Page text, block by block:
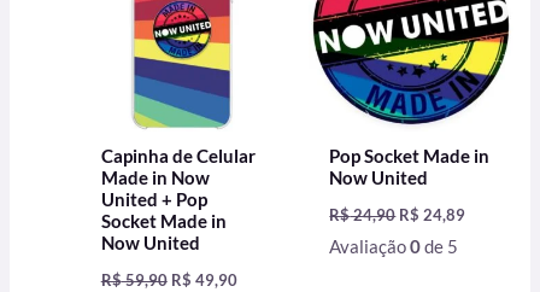
Capinha de Celular
Made in Now
United + Pop
Socket Made in
Now United
R$59,90 R$ 49,90
Pop Socket Made in
Now United
R$24,90 R$ 24,89
Avaliação0de 5